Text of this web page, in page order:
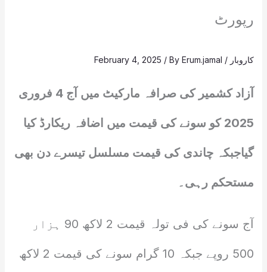
رپورٹ
کاروبار /
February 4, 2025 / ByErum.jamal
آزاد کشمیر کی صرافہ مارکیٹ میں آج 4 فروری
2025 کو سونے کی قیمت میں اضافہ ریکارڈ کیا
گیاجبکہ چاندی کی قیمت مسلسل تیسرے دن بھی
مستحکم رہی۔
آج سونے کی فی تولہ قیمت 2 لاکھ 90 ہزار
500 روپے جبکہ 10 گرام سونے کی قیمت 2 لاکھ